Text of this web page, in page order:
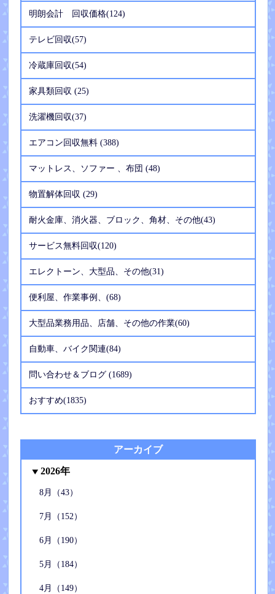
明朗会計 回収価格(124)
テレビ回収(57)
冷蔵庫回収(54)
家具類回収 (25)
洗濯機回収(37)
エアコン回収無料 (388)
マットレス、ソファー 、布団 (48)
物置解体回収 (29)
耐火金庫、消火器、ブロック、角材、その他(43)
サービス無料回収(120)
エレクトーン、大型品、その他(31)
便利屋、作業事例、(68)
大型品業務用品、店舗、その他の作業(60)
自動車、バイク関連(84)
問い合わせ＆ブログ (1689)
おすすめ(1835)
アーカイブ
2026年
8月（43）
7月（152）
6月（190）
5月（184）
4月（149）